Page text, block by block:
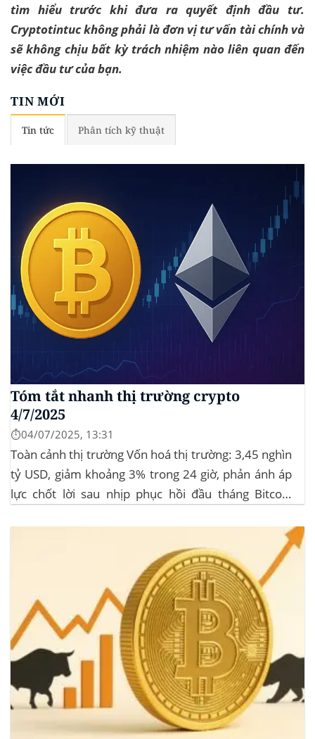
tìm hiểu trước khi đưa ra quyết định đầu tư.
Cryptotintuc không phải là đơn vị tư vấn tài chính và
sẽ không chịu bất kỳ trách nhiệm nào liên quan đến
việc đầu tư của bạn.
TIN MỚI
Tin tức Phân tích kỹ thuật
Tóm tắt nhanh thị trường crypto
4/7/2025
⏱️04/07/2025, 13:31
Toàn cảnh thị trường Vốn hoá thị trường: 3,45 nghìn
tỷ USD, giảm khoảng 3% trong 24 giờ, phản ánh áp
lực chốt lời sau nhịp phục hồi đầu tháng‍ Bitcoin